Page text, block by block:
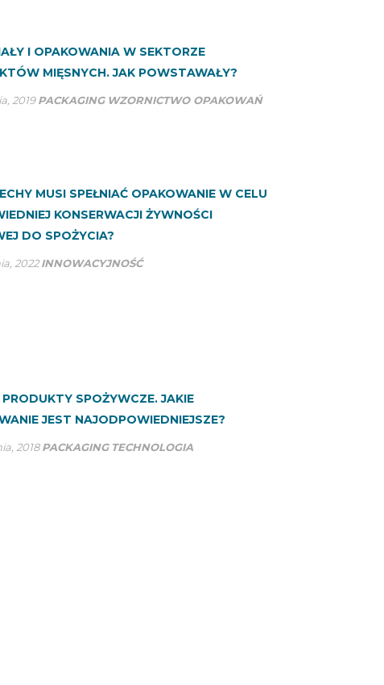
I OPAKOWANIA W SEKTORZE
MIĘSNYCH. JAK POWSTAWAŁY?
2019 PACKAGING WZORNICTWO OPAKOWAŃ
MUSI SPEŁNIAĆ OPAKOWANIE W CELU
KONSERWACJI ŻYWNOŚCI
DO SPOŻYCIA?
2022 INNOWACYJNOŚĆ
PRODUKTY SPOŻYWCZE. JAKIE
JEST NAJODPOWIEDNIEJSZE?
2018 PACKAGING TECHNOLOGIA